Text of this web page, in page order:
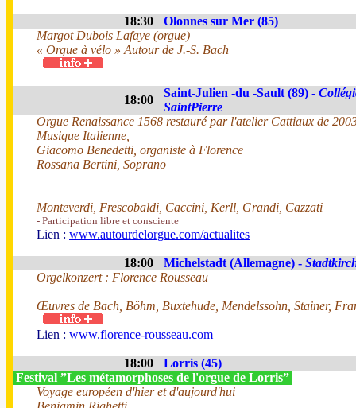
18:30
Olonnes sur Mer (85)
Margot Dubois Lafaye (orgue)
« Orgue à vélo » Autour de J.-S. Bach
18:00
Saint-Julien -du -Sault (89) -
SaintPierre
Orgue Renaissance 1568 restauré par l'atelier Cattiaux de
Musique Italienne,
Giacomo Benedetti, organiste à Florence
Rossana Bertini, Soprano
Monteverdi, Frescobaldi, Caccini, Kerll, Grandi, Cazzati
- Participation libre et consciente
Lien : www.autourdelorgue.com/actualites
18:00 Michelstadt (Allemagne) -
Orgelkonzert : Florence Rousseau
Œuvres de Bach, Böhm, Buxtehude, Mendelssohn, Stainer,
Lien : www.florence-rousseau.com
18:00
Lorris (45)
Festival ”Les métamorphoses de l'orgue de Lorris”
Voyage européen d'hier et d'aujourd'hui